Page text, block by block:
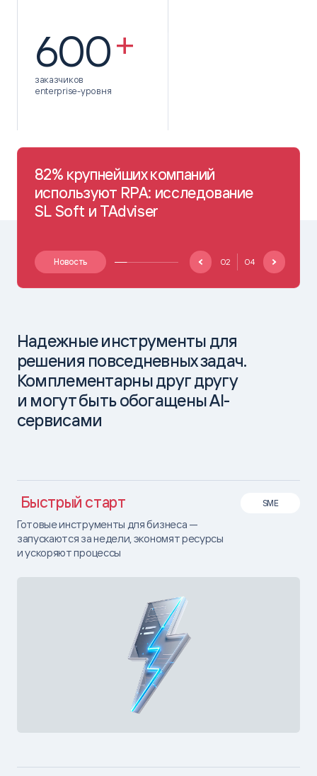
600+
заказчиков
enterprise-уровня
82% крупнейших компаний
используют RPA: исследование
SL Soft и TAdviser
Новость 02 04
Надежные инструменты для
решения повседневных задач.
Комплементарны друг другу
и могут быть обогащены AI-
сервисами
Быстрый старт SME
Готовые инструменты для бизнеса —
запускаются за недели, экономят ресурсы
и ускоряют процессы